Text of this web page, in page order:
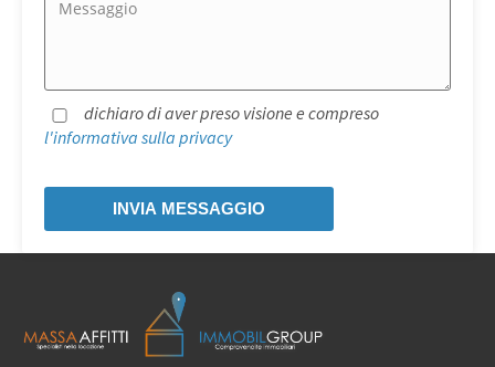
dichiaro di aver preso visione e compreso
l'informativa sulla privacy